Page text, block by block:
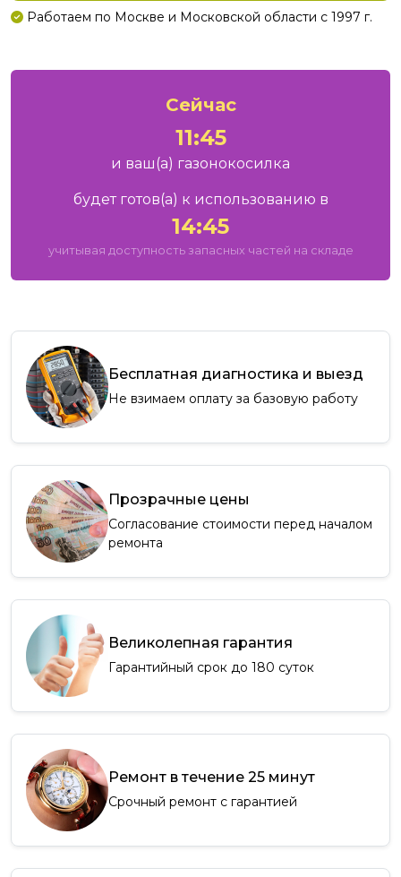
Работаем по Москве и Московской области с 1997 г.
Сейчас
11:45
и ваш(а) газонокосилка
будет готов(а) к использованию в
14:45
учитывая доступность запасных частей на складе
Бесплатная диагностика и выезд
Не взимаем оплату за базовую работу
Прозрачные цены
Согласование стоимости перед началом
ремонта
Великолепная гарантия
Гарантийный срок до 180 суток
Ремонт в течение 25 минут
Срочный ремонт с гарантией